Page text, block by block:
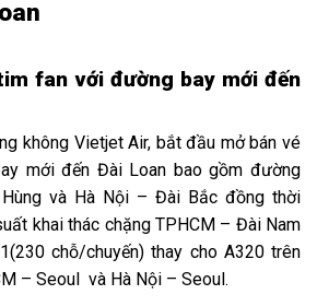
fan với đường bay mới đến
không Vietjet Air, bắt đầu mở bán vé
mới đến Đài Loan bao gồm đường
và Hà Nội – Đài Bắc đồng thời
khai thác chặng TPHCM – Đài Nam
chỗ/chuyến) thay cho A320 trên
– Seoul và Hà Nội – Seoul.